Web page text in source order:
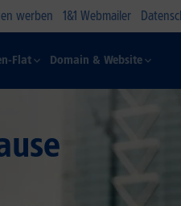
werben 1&1 Webmailer
Flat Domain & Website